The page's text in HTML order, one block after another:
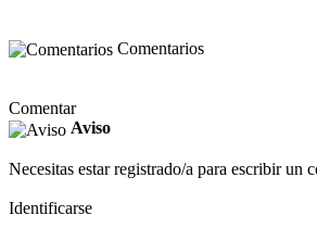
Comentarios
Comentar
Aviso
Necesitas estar registrado/a para escribir un
Identificarse